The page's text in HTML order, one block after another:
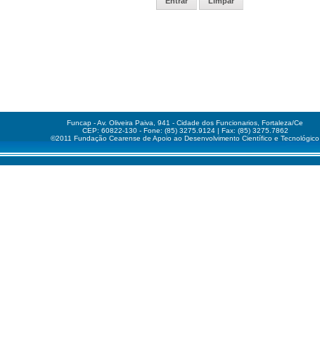
Funcap - Av. Oliveira Paiva, 941 - Cidade dos Funcionarios, Fortaleza/Ce
CEP: 60822-130 - Fone: (85) 3275.9124 | Fax: (85) 3275.7862
©2011 Fundação Cearense de Apoio ao Desenvolvimento Científico e Tecnológico